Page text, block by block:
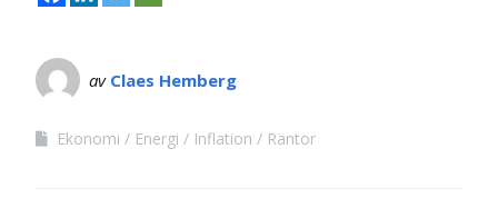
av Claes Hemberg
Ekonomi Energi Inflation Räntor